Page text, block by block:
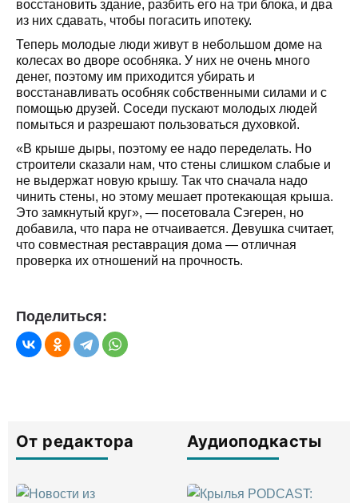
восстановить здание, разбить его на три блока, и два
из них сдавать, чтобы погасить ипотеку.
Теперь молодые люди живут в небольшом доме на
колесах во дворе особняка. У них не очень много
денег, поэтому им приходится убирать и
восстанавливать особняк собственными силами и с
помощью друзей. Соседи пускают молодых людей
помыться и разрешают пользоваться духовкой.
«В крыше дыры, поэтому ее надо переделать. Но
строители сказали нам, что стены слишком слабые и
не выдержат новую крышу. Так что сначала надо
чинить стены, но этому мешает протекающая крыша.
Это замкнутый круг», — посетовала Сэгерен, но
добавила, что пара не отчаивается. Девушка считает,
что совместная реставрация дома — отличная
проверка их отношений на прочность.
Поделиться:
От редактора Аудиоподкасты